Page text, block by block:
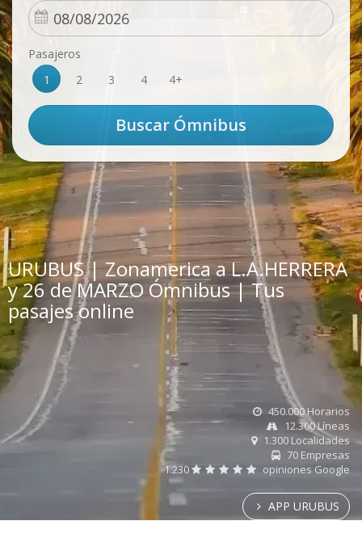
Pasajeros
1
2 3 4 4+
URUBUS | Zonamerica a L.A.HERRERA
y 26 de MARZO Ómnibus | Tus
pasajes online
450.000 Horarios
12.300 Líneas
1.300 Localidades
70 Empresas
1.230
opiniones Google
APP URUBUS